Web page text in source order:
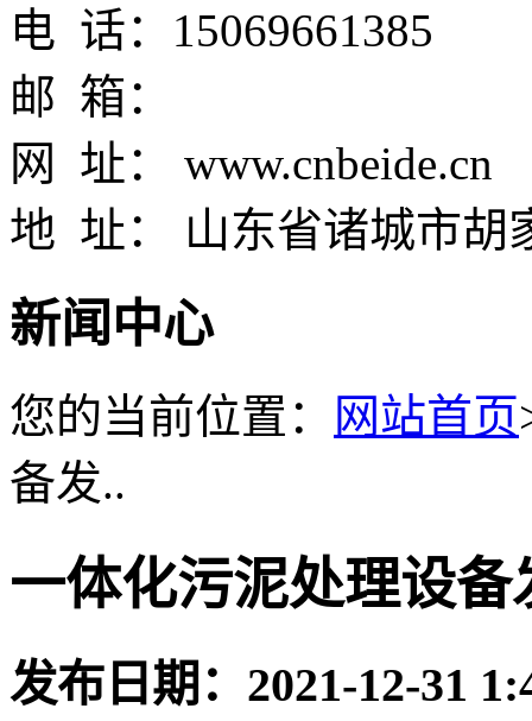
电 话：15069661385
邮 箱：
网 址： www.cnbeide.cn
地 址： 山东省诸城市胡
新闻中心
您的当前位置： 网站首页
备发..
一体化污泥处理设
发布日期： 2021-12-31